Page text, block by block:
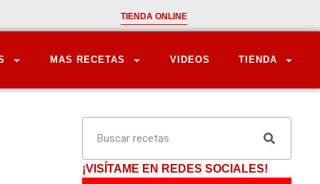
TIENDA ONLINE
MAS RECETAS VIDEOS TIENDA
¡VISÍTAME EN REDES SOCIALES!